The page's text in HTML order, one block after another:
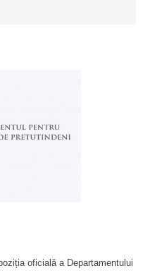
oficială a Departamentului